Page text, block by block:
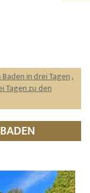
in drei Tagen,
Tagen zu den